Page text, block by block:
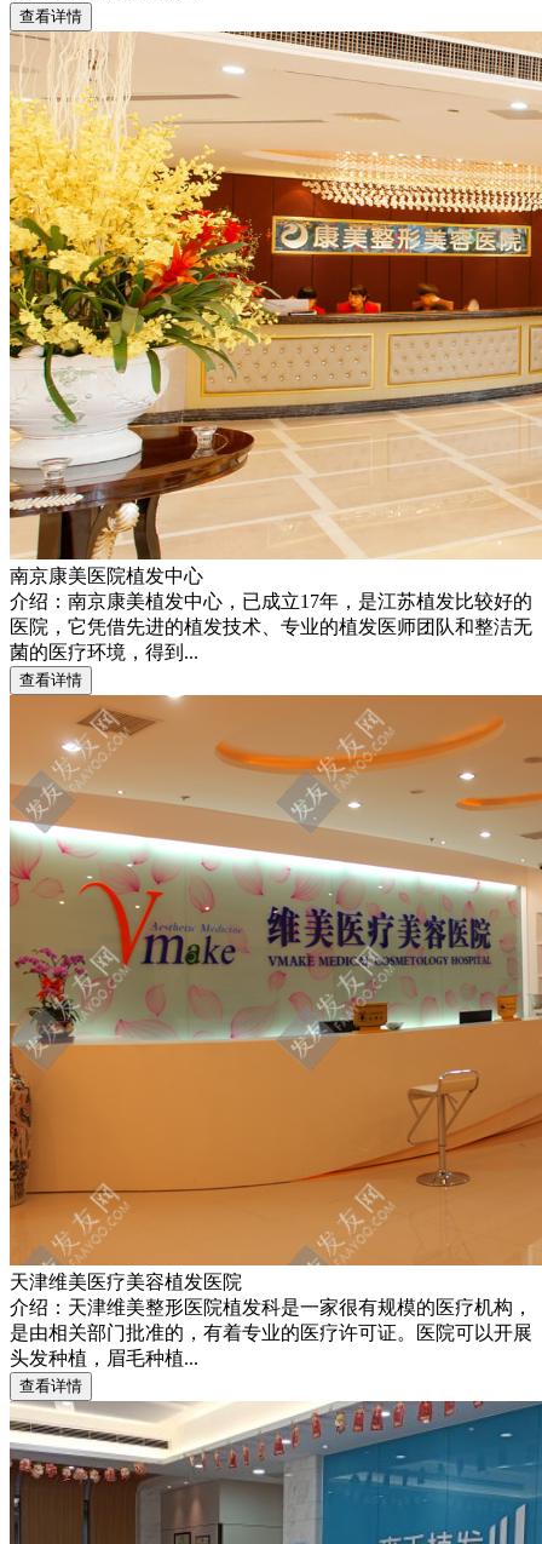
南京康美医院植发中心
介绍：南京康美植发中心，已成立17年，是江苏植发比较好的
医院，它凭借先进的植发技术、专业的植发医师团队和整洁无
菌的医疗环境，得到...
天津维美医疗美容植发医院
介绍：天津维美整形医院植发科是一家很有规模的医疗机构，
是由相关部门批准的，有着专业的医疗许可证。医院可以开展
头发种植，眉毛种植...